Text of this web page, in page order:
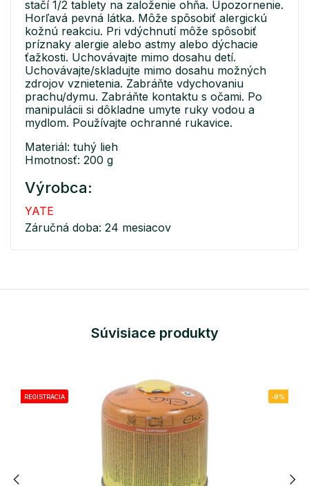
stačí 1/2 tablety na založenie ohňa. Upozornenie.
Horľavá pevná látka. Môže spôsobiť alergickú
kožnú reakciu. Pri vdýchnutí môže spôsobiť
príznaky alergie alebo astmy alebo dýchacie
ťažkosti. Uchovávajte mimo dosahu detí.
Uchovávajte/skladujte mimo dosahu možných
zdrojov vznietenia. Zabráňte vdychovaniu
prachu/dymu. Zabráňte kontaktu s očami. Po
manipulácii si dôkladne umyte ruky vodou a
mydlom. Používajte ochranné rukavice.
Materiál: tuhý lieh
Hmotnosť: 200 g
Výrobca:
YATE
Záručná doba: 24 mesiacov
Súvisiace produkty
REGISTRÁCIA -9%